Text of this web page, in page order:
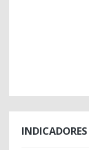
INDICADORES